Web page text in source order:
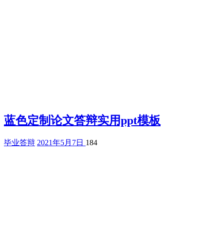
蓝色定制论文答辩实用ppt模板
毕业答辩 2021年5月7日 184